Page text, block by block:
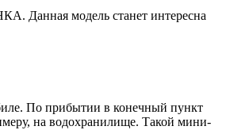
Данная модель станет интересна
По прибытии в конечный пункт
на водохранилище. Такой мини-